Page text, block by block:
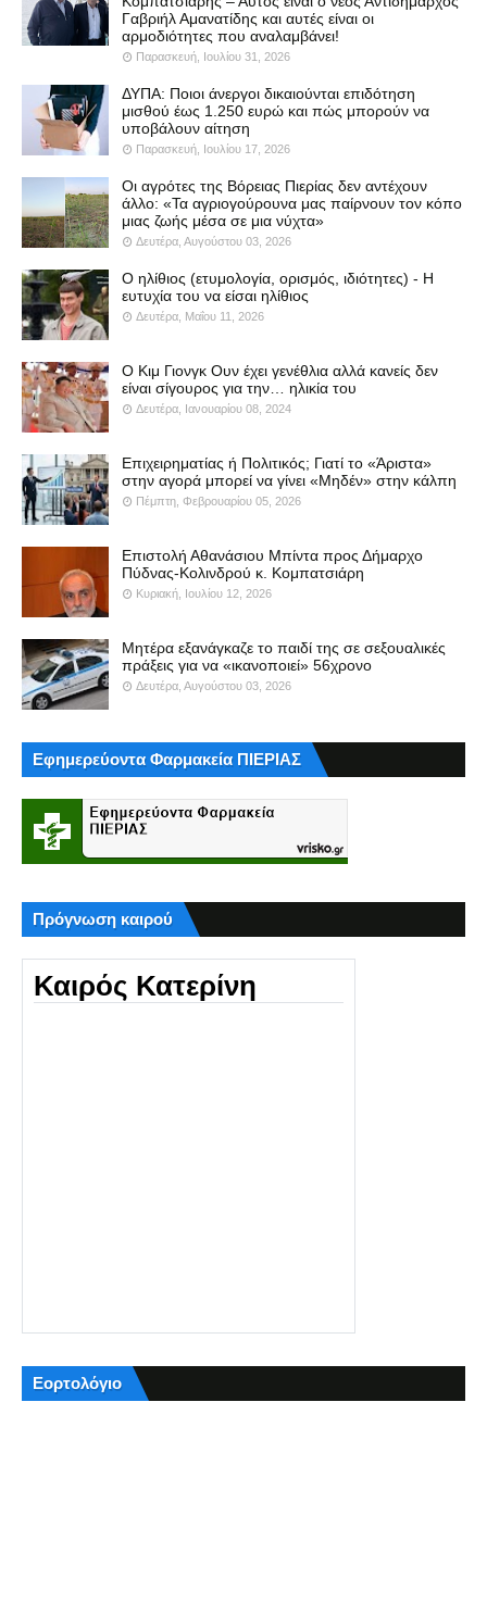
Γαβριήλ Αμανατίδης και αυτές είναι οι
αρμοδιότητες που αναλαμβάνει!
Παρασκευή, Ιουλίου 31, 2026
ΔΥΠΑ: Ποιοι άνεργοι δικαιούνται επιδότηση
μισθού έως 1.250 ευρώ και πώς μπορούν να
υποβάλουν αίτηση
Παρασκευή, Ιουλίου 17, 2026
Οι αγρότες της Βόρειας Πιερίας δεν αντέχουν
άλλο: «Τα αγριογούρουνα μας παίρνουν τον κόπο
μιας ζωής μέσα σε μια νύχτα»
Δευτέρα, Αυγούστου 03, 2026
Ο ηλίθιος (ετυμολογία, ορισμός, ιδιότητες) - Η
ευτυχία του να είσαι ηλίθιος
Δευτέρα, Μαΐου 11, 2026
Ο Κιμ Γιονγκ Ουν έχει γενέθλια αλλά κανείς δεν
είναι σίγουρος για την… ηλικία του
Δευτέρα, Ιανουαρίου 08, 2024
Επιχειρηματίας ή Πολιτικός; Γιατί το «Άριστα»
στην αγορά μπορεί να γίνει «Μηδέν» στην κάλπη
Πέμπτη, Φεβρουαρίου 05, 2026
Επιστολή Αθανάσιου Μπίντα προς Δήμαρχο
Πύδνας-Κολινδρού κ. Κομπατσιάρη
Κυριακή, Ιουλίου 12, 2026
Μητέρα εξανάγκαζε το παιδί της σε σεξουαλικές
πράξεις για να «ικανοποιεί» 56χρονο
Δευτέρα, Αυγούστου 03, 2026
Εφημερεύοντα Φαρμακεία ΠΙΕΡΙΑΣ
Πρόγνωση καιρού
Καιρός Κατερίνη
Εορτολόγιο